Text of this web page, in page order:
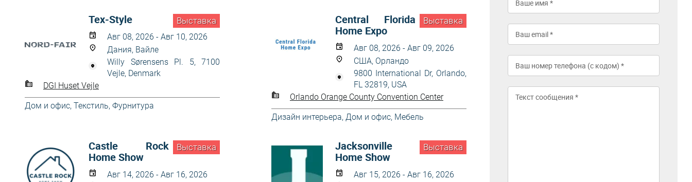
Выставка
Tex-Style
Авг 08, 2026 - Авг 10, 2026
Дания, Вайле
Willy Sørensens Pl. 5, 7100
Vejle, Denmark
DGI Huset Vejle
Дом и офис, Текстиль, Фурнитура
Выставка
Central Florida
Home Expo
Авг 08, 2026 - Авг 09, 2026
США, Орландо
9800 International Dr, Orlando,
FL 32819, USA
Orlando Orange County Convention Center
Дизайн интерьера, Дом и офис, Мебель
Выставка
Castle Rock
Home Show
Авг 14, 2026 - Авг 16, 2026
Выставка
Jacksonville
Home Show
Авг 15, 2026 - Авг 16, 2026